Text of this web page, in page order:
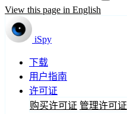
View this page in English
iSpy
下载
用户指南
许可证
购买许可证 管理许可证